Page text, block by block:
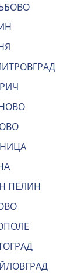
ПЕЛИН